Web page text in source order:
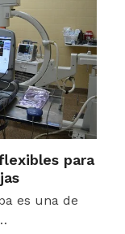
para
es una de